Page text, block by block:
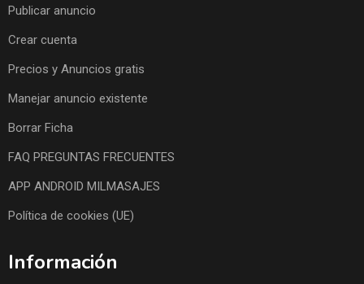
Publicar anuncio
Crear cuenta
Precios y Anuncios gratis
Manejar anuncio existente
Borrar Ficha
FAQ PREGUNTAS FRECUENTES
APP ANDROID MILMASAJES
Política de cookies (UE)
Información